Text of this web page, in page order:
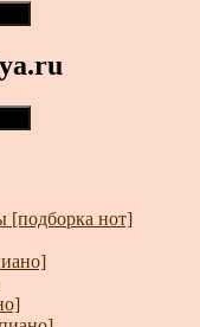
[подборка нот]